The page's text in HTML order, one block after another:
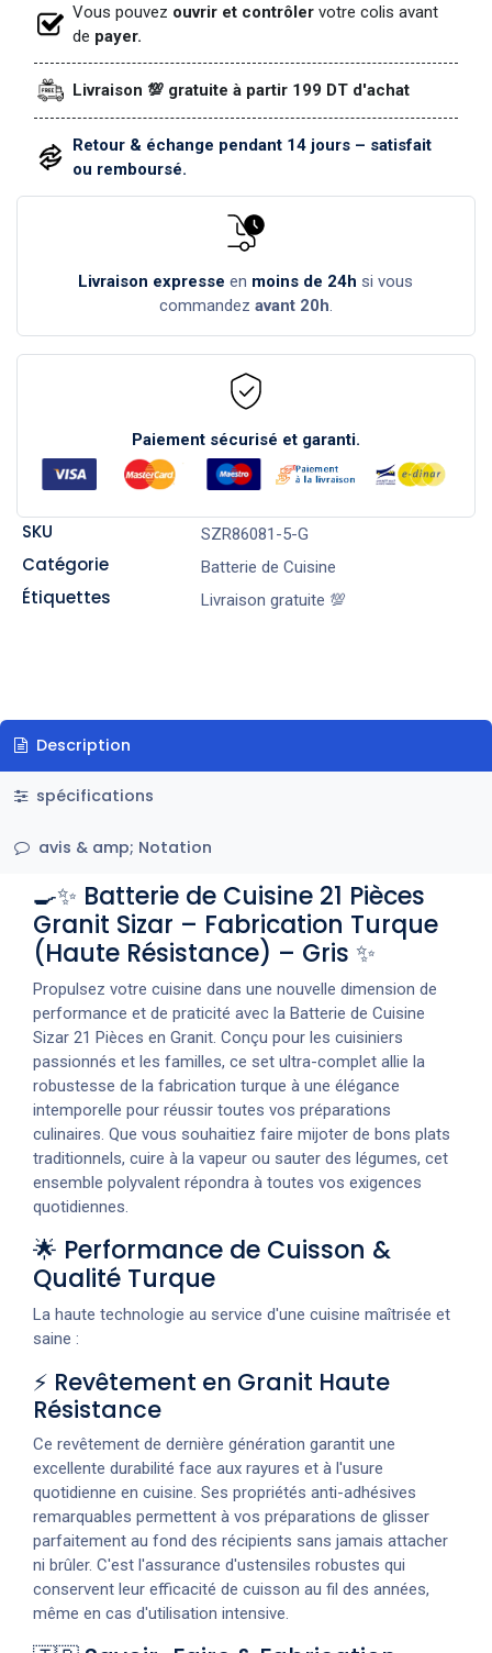
Vous pouvez ouvrir et contrôler votre colis avant
de payer.
Livraison 💯 gratuite à partir 199 DT d'achat
Retour & échange pendant 14 jours – satisfait
ou remboursé.
Livraison expresse en moins de 24h si vous
commandez avant 20h.
Paiement sécurisé et garanti.
SKU SZR86081-5-G
Catégorie Batterie de Cuisine
Étiquettes Livraison gratuite 💯
Description
spécifications
avis & amp; Notation
🍳✨ Batterie de Cuisine 21 Pièces
Granit Sizar – Fabrication Turque
(Haute Résistance) – Gris ✨
Propulsez votre cuisine dans une nouvelle dimension de
performance et de praticité avec la Batterie de Cuisine
Sizar 21 Pièces en Granit. Conçu pour les cuisiniers
passionnés et les familles, ce set ultra-complet allie la
robustesse de la fabrication turque à une élégance
intemporelle pour réussir toutes vos préparations
culinaires. Que vous souhaitiez faire mijoter de bons plats
traditionnels, cuire à la vapeur ou sauter des légumes, cet
ensemble polyvalent répondra à toutes vos exigences
quotidiennes.
🌟 Performance de Cuisson &
Qualité Turque
La haute technologie au service d'une cuisine maîtrisée et
saine :
⚡ Revêtement en Granit Haute
Résistance
Ce revêtement de dernière génération garantit une
excellente durabilité face aux rayures et à l'usure
quotidienne en cuisine. Ses propriétés anti-adhésives
remarquables permettent à vos préparations de glisser
parfaitement au fond des récipients sans jamais attacher
ni brûler. C'est l'assurance d'ustensiles robustes qui
conservent leur efficacité de cuisson au fil des années,
même en cas d'utilisation intensive.